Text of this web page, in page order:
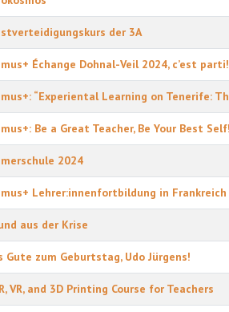
der 3A
Échange Dohnal-Veil 2024, c’est parti!
“Experiental Learning on Tenerife:
Be a Great Teacher, Be Your Best Self!
2024
Lehrer:innenfortbildung in Frankreich
aus der Krise
Gute zum Geburtstag, Udo Jürgens!
VR, and 3D Printing Course for Teachers